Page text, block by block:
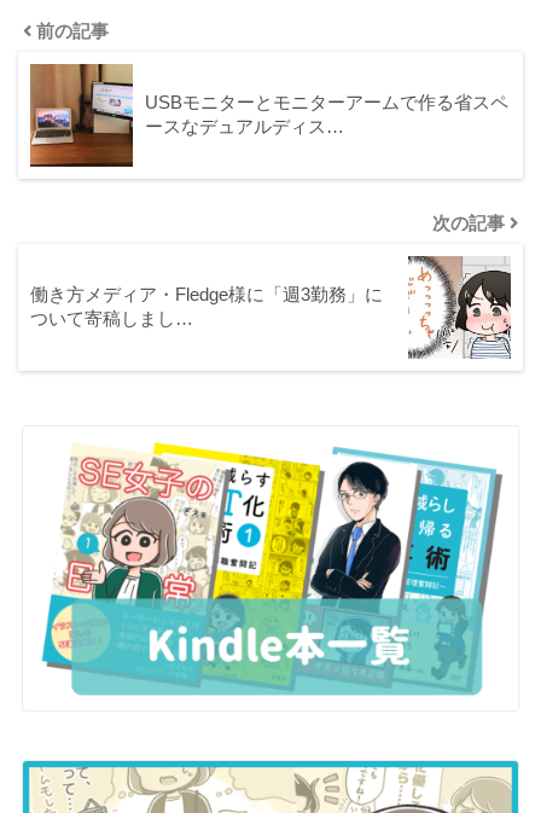
前の記事
USBモニターとモニターアームで作る省スペ
ースなデュアルディス…
次の記事
働き方メディア・Fledge様に「週3勤務」に
ついて寄稿しまし…